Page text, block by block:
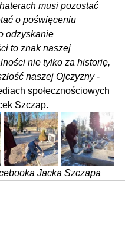
musi pozostać
o poświęceniu
odzyskanie
to znak naszej
nie tylko za historię,
naszej Ojczyzny -
społecznościowych
Szczap.
Jacka Szczapa